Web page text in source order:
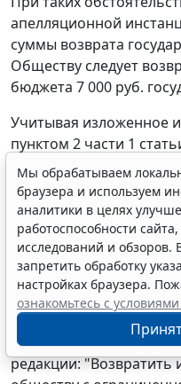
апелляционной
суммы возврата
Обществу следует
бюджета 7 000 руб.
Учитывая изложенное и
пунктом 2 части 1
процессуального
Федеральный
округа
постановил:
постановление
апелляционного суда
21512/2005 изменить,
резолютивной части
редакции:
Мы обрабатываем
браузера и используем
аналитики в целях
работоспособности
исследований и обзоров.
запретить обработку
настройках браузера.
ознакомьтесь с